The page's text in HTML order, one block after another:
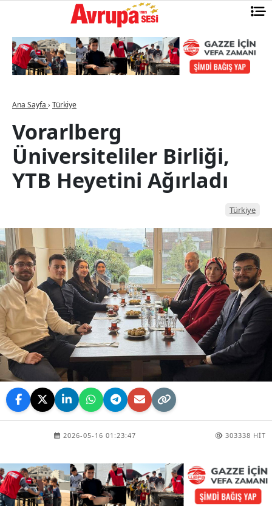
Ana Sayfa › Türkiye
Vorarlberg
Üniversiteliler Birliği,
YTB Heyetini Ağırladı
Türkiye
2026-05-16 01:23:47 303338 HIT